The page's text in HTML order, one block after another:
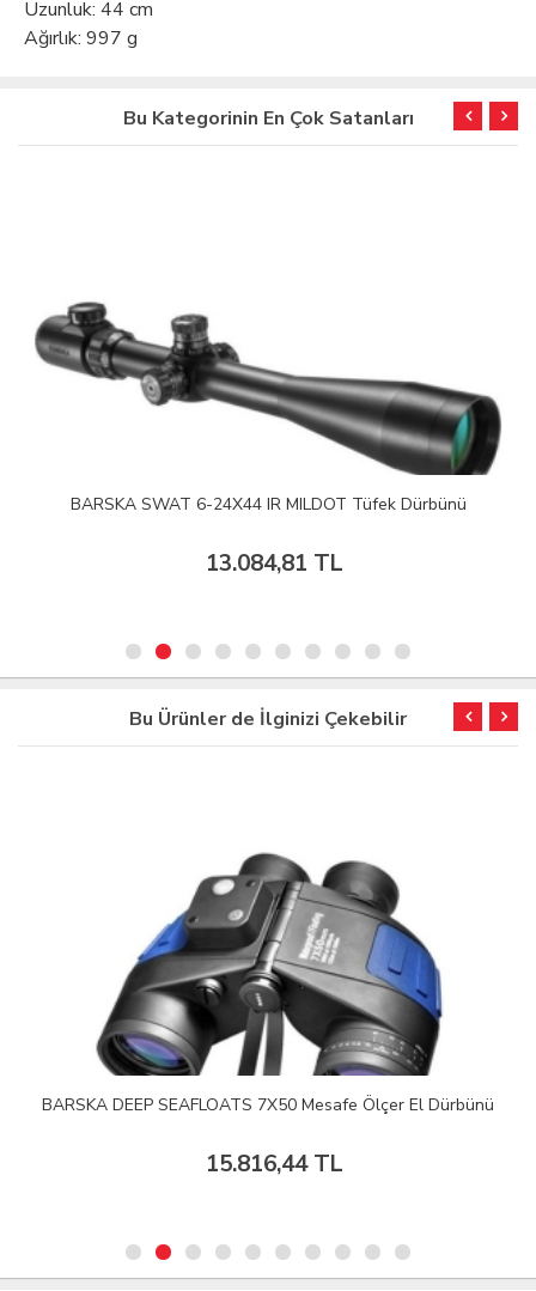
Uzunluk: 44 cm
Ağırlık: 997 g
Bu Kategorinin En Çok Satanları
BARSKA SWAT 6-24X44 IR MILDOT Tüfek Dürbünü
13.084,81 TL
Bu Ürünler de İlginizi Çekebilir
BARSKA DEEP SEAFLOATS 7X50 Mesafe Ölçer El Dürbünü
15.816,44 TL